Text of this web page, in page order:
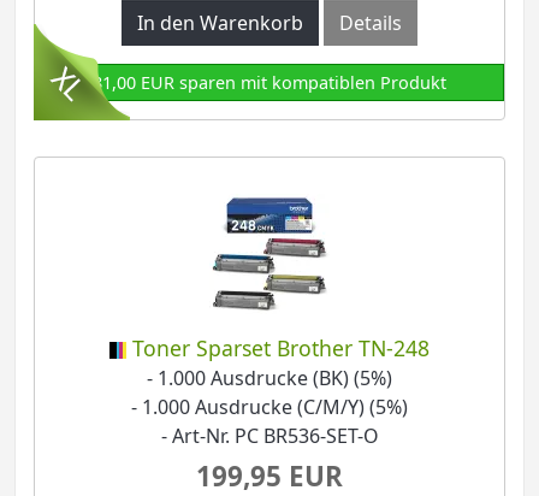
In den Warenkorb
Details
81,00 EUR sparen mit kompatiblen Produkt
Toner Sparset Brother TN-248
- 1.000 Ausdrucke (BK) (5%)
- 1.000 Ausdrucke (C/M/Y) (5%)
- Art-Nr. PC BR536-SET-O
199,95 EUR